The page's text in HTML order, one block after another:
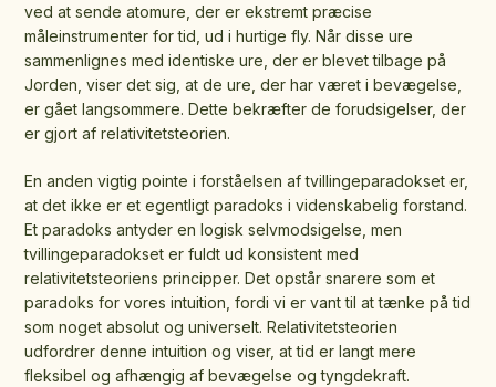
ved at sende atomure, der er ekstremt præcise
måleinstrumenter for tid, ud i hurtige fly. Når disse ure
sammenlignes med identiske ure, der er blevet tilbage på
Jorden, viser det sig, at de ure, der har været i bevægelse,
er gået langsommere. Dette bekræfter de forudsigelser, der
er gjort af relativitetsteorien.
En anden vigtig pointe i forståelsen af tvillingeparadokset er,
at det ikke er et egentligt paradoks i videnskabelig forstand.
Et paradoks antyder en logisk selvmodsigelse, men
tvillingeparadokset er fuldt ud konsistent med
relativitetsteoriens principper. Det opstår snarere som et
paradoks for vores intuition, fordi vi er vant til at tænke på tid
som noget absolut og universelt. Relativitetsteorien
udfordrer denne intuition og viser, at tid er langt mere
fleksibel og afhængig af bevægelse og tyngdekraft.